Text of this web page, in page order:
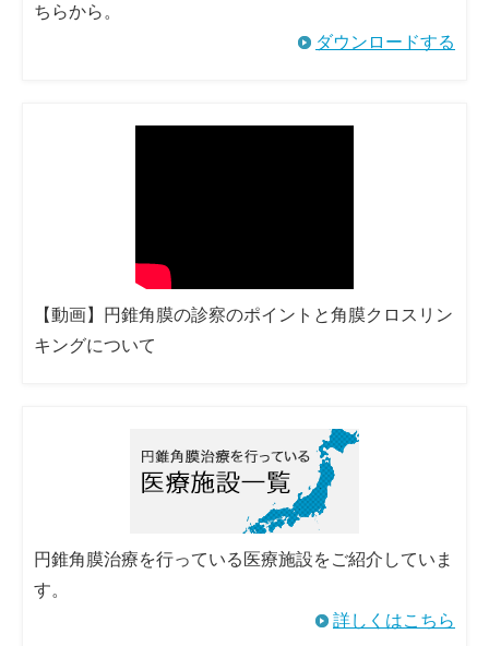
ちらから。
ダウンロードする
【動画】円錐角膜の診察のポイントと角膜クロスリン
キングについて
円錐角膜治療を行っている医療施設をご紹介していま
す。
詳しくはこちら